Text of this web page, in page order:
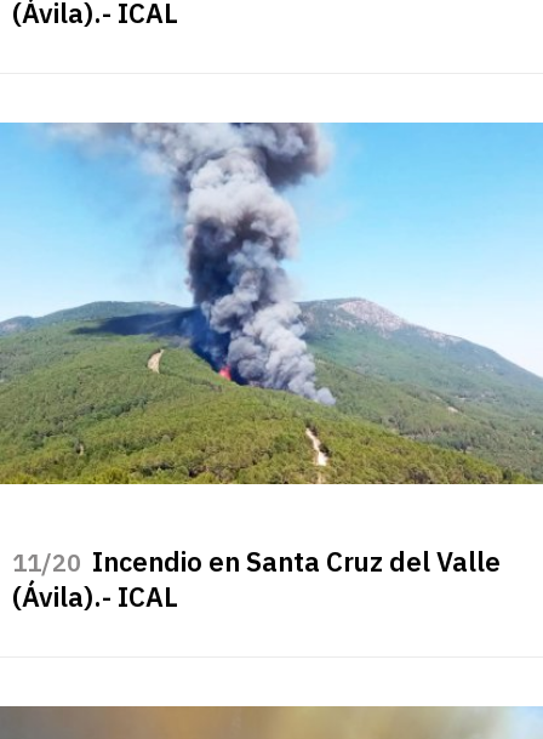
(Ávila).- ICAL
/20 Incendio en Santa Cruz del Valle
(Ávila).- ICAL